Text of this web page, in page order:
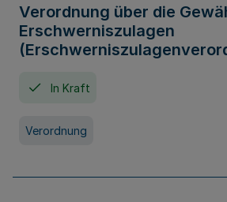
Verordnung über die
Erschwerniszulagen
In Kraft
Verordnung